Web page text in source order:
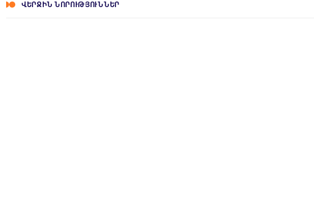
ՎԵՐՋԻՆ ՆՈՐՈՒԹՅՈՒՆՆԵՐ